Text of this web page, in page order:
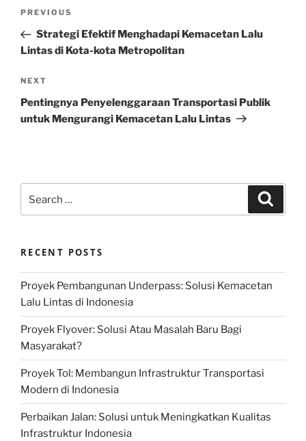
Previous
Post
PREVIOUS
Strategi Efektif Menghadapi Kemacetan Lalu
Lintas di Kota-kota Metropolitan
Next
Post
NEXT
Pentingnya Penyelenggaraan Transportasi Publik
untuk Mengurangi Kemacetan Lalu Lintas
for:
RECENT POSTS
Proyek Pembangunan Underpass: Solusi Kemacetan
Lalu Lintas di Indonesia
Proyek Flyover: Solusi Atau Masalah Baru Bagi
Masyarakat?
Proyek Tol: Membangun Infrastruktur Transportasi
Modern di Indonesia
Perbaikan Jalan: Solusi untuk Meningkatkan Kualitas
Infrastruktur Indonesia